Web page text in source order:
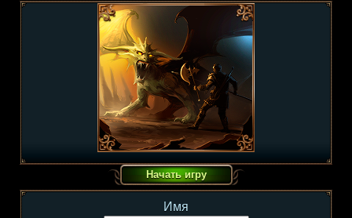
Имя